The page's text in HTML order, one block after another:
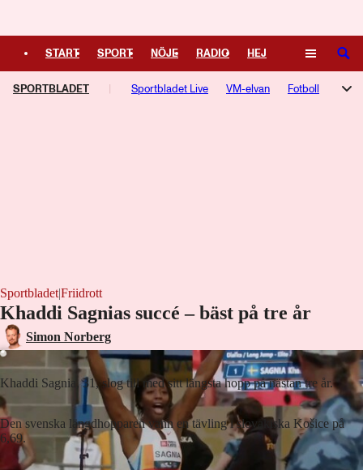
START SPORT NÖJE RADIO HEJ
PLUS TV KULTUR LEDARE
SÖK
SPORTBLADET Sportbladet Live VM-elvan Fotboll
Sportbladet|Friidrott
Khaddi Sagnias succé – bäst på tre år
Simon Norberg
Här hoppar hon längsta hoppet på tre år
Khaddi Sagnia, 31, slog till med sitt längsta hopp på nästan tre år.
Den svenska längdhopparen vann en tävling i slovakiska Košice på
6,69.